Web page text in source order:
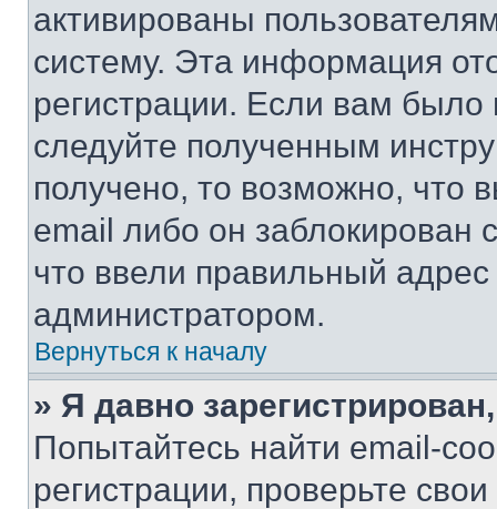
активированы
систему. Эта информация
регистрации. Если вам
следуйте полученным
получено, то возможно, что
email либо он
что ввели правильный адрес
администратором.
Вернуться к началу
» Я давно
Попытайтесь найти email-
регистрации, проверьте